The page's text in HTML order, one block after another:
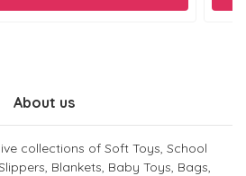
About us
collections of Soft Toys, School
Blankets, Baby Toys, Bags,